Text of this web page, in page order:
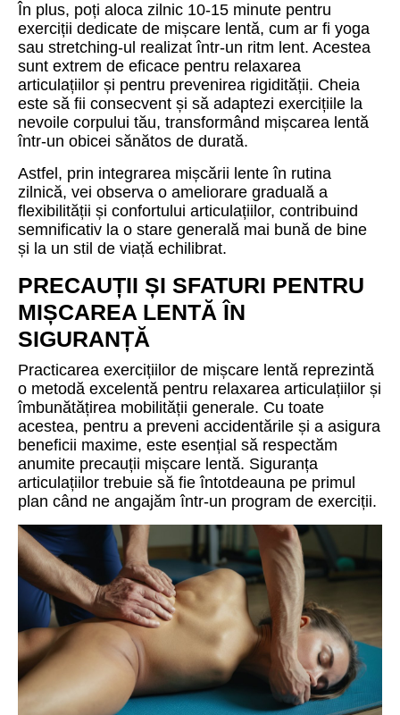
În plus, poți aloca zilnic 10-15 minute pentru
exerciții dedicate de mișcare lentă, cum ar fi yoga
sau stretching-ul realizat într-un ritm lent. Acestea
sunt extrem de eficace pentru relaxarea
articulațiilor și pentru prevenirea rigidității. Cheia
este să fii consecvent și să adaptezi exercițiile la
nevoile corpului tău, transformând mișcarea lentă
într-un obicei sănătos de durată.
Astfel, prin integrarea mișcării lente în rutina
zilnică, vei observa o ameliorare graduală a
flexibilității și confortului articulațiilor, contribuind
semnificativ la o stare generală mai bună de bine
și la un stil de viață echilibrat.
PRECAUȚII ȘI SFATURI PENTRU
MIȘCAREA LENTĂ ÎN
SIGURANȚĂ
Practicarea exercițiilor de mișcare lentă reprezintă
o metodă excelentă pentru relaxarea articulațiilor și
îmbunătățirea mobilității generale. Cu toate
acestea, pentru a preveni accidentările și a asigura
beneficii maxime, este esențial să respectăm
anumite precauții mișcare lentă. Siguranța
articulațiilor trebuie să fie întotdeauna pe primul
plan când ne angajăm într-un program de exerciții.